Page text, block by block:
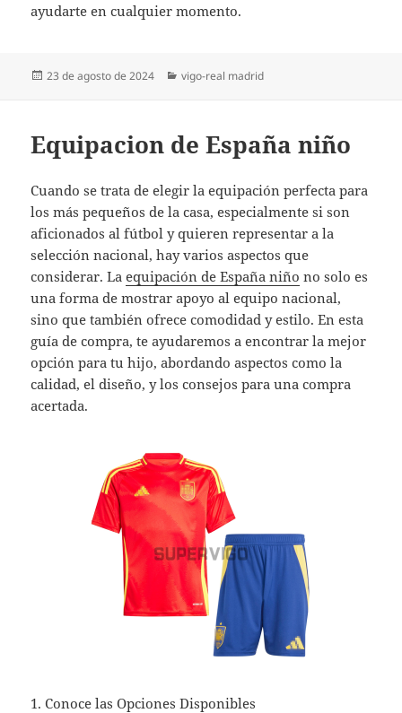
ayudarte en cualquier momento.
Publicado
23 de agosto de 2024 Categorías
vigo-real madrid
Equipacion de España niño
Cuando se trata de elegir la equipación perfecta para
los más pequeños de la casa, especialmente si son
aficionados al fútbol y quieren representar a la
selección nacional, hay varios aspectos que
considerar. Laequipación de España niño no solo es
una forma de mostrar apoyo al equipo nacional,
sino que también ofrece comodidad y estilo. En esta
guía de compra, te ayudaremos a encontrar la mejor
opción para tu hijo, abordando aspectos como la
calidad, el diseño, y los consejos para una compra
acertada.
1. Conoce las Opciones Disponibles